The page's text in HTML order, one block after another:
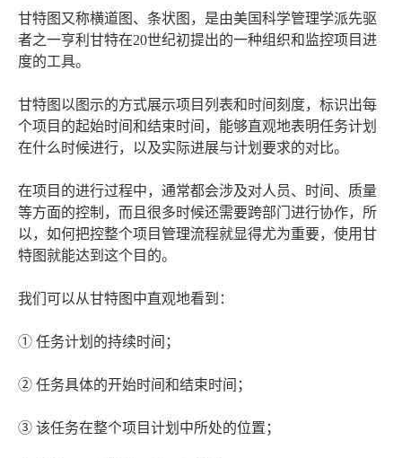
甘特图又称横道图、条状图，是由美国科学管理学派先驱
者之一亨利甘特在20世纪初提出的一种组织和监控项目进
度的工具。
甘特图以图示的方式展示项目列表和时间刻度，标识出每
个项目的起始时间和结束时间，能够直观地表明任务计划
在什么时候进行，以及实际进展与计划要求的对比。
在项目的进行过程中，通常都会涉及对人员、时间、质量
等方面的控制，而且很多时候还需要跨部门进行协作，所
以，如何把控整个项目管理流程就显得尤为重要，使用甘
特图就能达到这个目的。
我们可以从甘特图中直观地看到：
① 任务计划的持续时间；
② 任务具体的开始时间和结束时间；
③ 该任务在整个项目计划中所处的位置；